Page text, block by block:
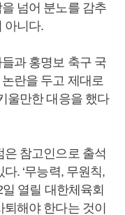
넘어 분노를 감추
아니다.
과 홍명보 축구 국
란을 두고 제대로
울만한 대응을 했다
은 참고인으로 출석
. ‘무능력, 무원칙,
열릴 대한체육회
해야 한다는 것이